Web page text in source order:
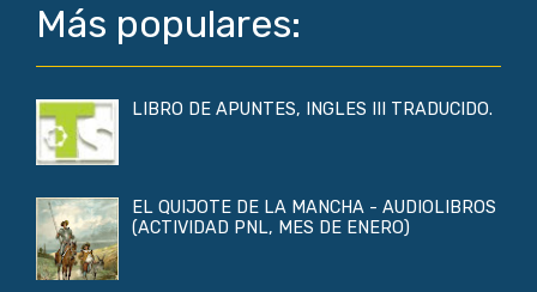
Más populares:
LIBRO DE APUNTES, INGLES III TRADUCIDO.
EL QUIJOTE DE LA MANCHA - AUDIOLIBROS
(ACTIVIDAD PNL, MES DE ENERO)